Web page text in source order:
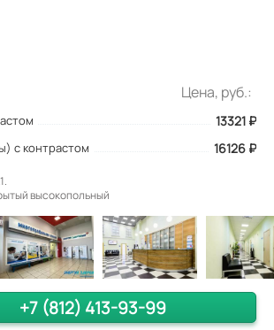
Цена, руб.:
13321 ₽
с контрастом 16126 ₽
высокопольный
+7 (812) 413-93-99